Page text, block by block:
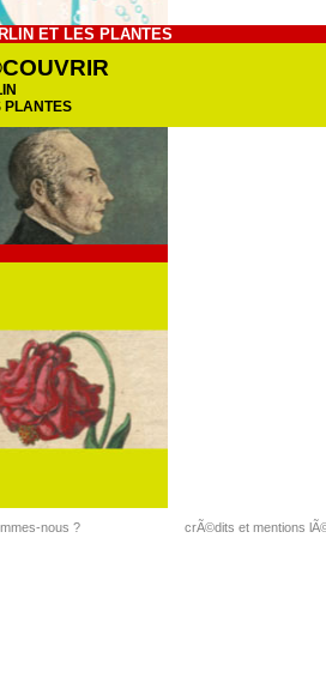
ET LES PLANTES
PLANTES
nous ? crÃ©dits et mentions